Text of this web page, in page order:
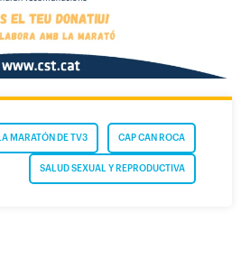
CAP CAN ROCA
LA MARATÓN DE TV3
SALUD SEXUAL Y REPRODUCTIVA